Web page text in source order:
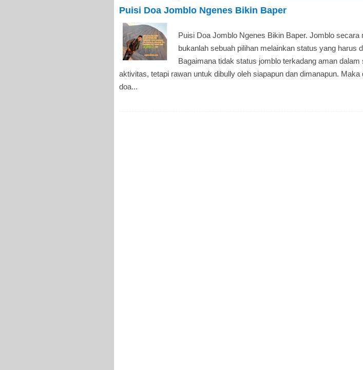
Puisi Doa Jomblo Ngenes Bikin Baper
Puisi Doa Jomblo Ngenes Bikin Baper. Jomblo secara
bukanlah sebuah pilihan melainkan status yang harus
Bagaimana tidak status jomblo terkadang aman dalam
aktivitas, tetapi rawan untuk dibully oleh siapapun dan dimanapun. Maka
doa...